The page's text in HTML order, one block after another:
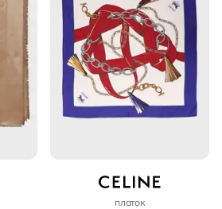
платок